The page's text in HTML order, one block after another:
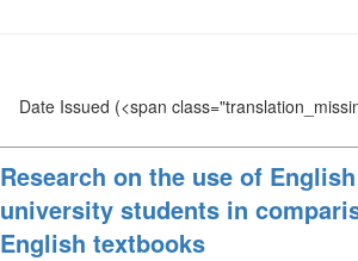
Date Issued (<span
Research on the use of
university students in
English textbooks